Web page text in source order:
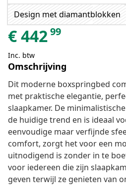
Design met diamantblokken
€44299
Inc. btw
Omschrijving
Dit moderne boxspringbed
met praktische elegantie,
slaapkamer. De
de huidige trend en is ideaal
eenvoudige maar verfijnde
comfort, zorgt het voor een
uitnodigend is zonder in te
voor iedereen die zijn
geven terwijl ze genieten van